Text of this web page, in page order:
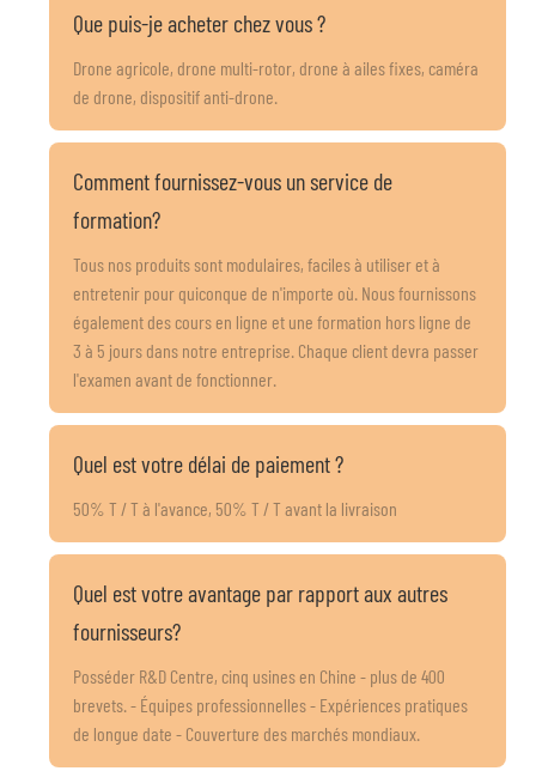
Que puis-je acheter chez vous ?
Drone agricole, drone multi-rotor, drone à ailes fixes, caméra
de drone, dispositif anti-drone.
Comment fournissez-vous un service de
formation?
Tous nos produits sont modulaires, faciles à utiliser et à
entretenir pour quiconque de n'importe où. Nous fournissons
également des cours en ligne et une formation hors ligne de
3 à 5 jours dans notre entreprise. Chaque client devra passer
l'examen avant de fonctionner.
Quel est votre délai de paiement ?
50% T / T à l'avance, 50% T / T avant la livraison
Quel est votre avantage par rapport aux autres
fournisseurs?
Posséder R&D Centre, cinq usines en Chine - plus de 400
brevets. - Équipes professionnelles - Expériences pratiques
de longue date - Couverture des marchés mondiaux.